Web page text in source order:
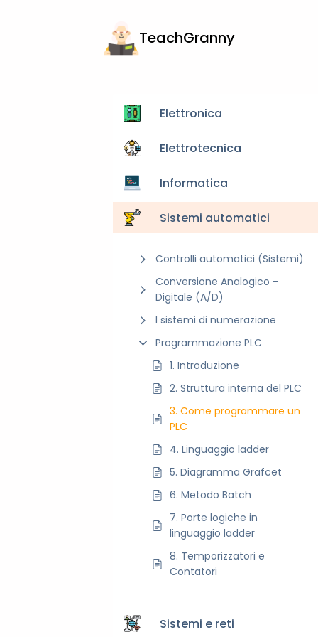
TeachGranny
Elettronica
Elettrotecnica
Informatica
Sistemi automatici
Controlli automatici (Sistemi)
Conversione Analogico -
Digitale (A/D)
I sistemi di numerazione
Programmazione PLC
1. Introduzione
2. Struttura interna del PLC
3. Come programmare un
PLC
4. Linguaggio ladder
5. Diagramma Grafcet
6. Metodo Batch
7. Porte logiche in
linguaggio ladder
8. Temporizzatori e
Contatori
Sistemi e reti